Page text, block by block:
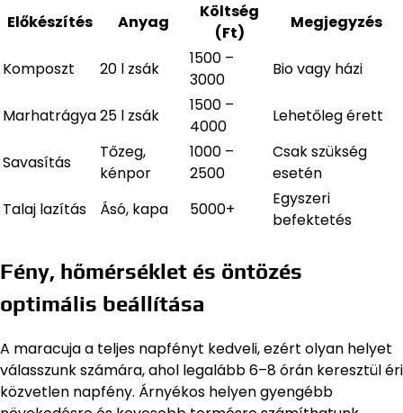
Előkészítés Anyag
Költség
(Ft)
Megjegyzés
Komposzt 20 l zsák
1500 –
3000
Bio vagy házi
Marhatrágya25 l zsák
1500 –
4000
Lehetőleg érett
Savasítás
Tőzeg,
kénpor
1000 –
2500
Csak szükség
esetén
Talaj lazítás
Ásó, kapa 5000+
Egyszeri
befektetés
Fény, hőmérséklet és öntözés
optimális beállítása
A maracuja a teljes napfényt kedveli, ezért olyan helyet
válasszunk számára, ahol legalább 6–8 órán keresztül éri
közvetlen napfény. Árnyékos helyen gyengébb